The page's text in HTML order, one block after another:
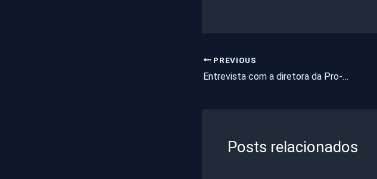
PREVIOUS
Entrevista com a diretora da Pro-Infância de Pentecoste (video)
Posts relacionados